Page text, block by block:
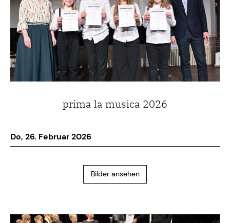
prima la musica 2026
Do, 26. Februar 2026
Bilder ansehen